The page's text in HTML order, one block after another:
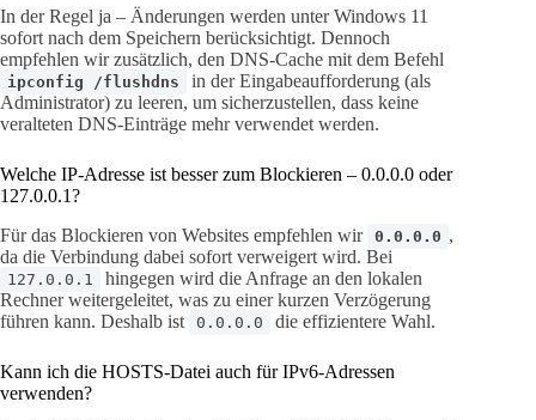
In der Regel ja – Änderungen werden unter Windows 11
sofort nach dem Speichern berücksichtigt. Dennoch
empfehlen wir zusätzlich, den DNS-Cache mit dem Befehl
ipconfig /flushdns
in der Eingabeaufforderung (als
Administrator) zu leeren, um sicherzustellen, dass keine
veralteten DNS-Einträge mehr verwendet werden.
Welche IP-Adresse ist besser zum Blockieren – 0.0.0.0 oder
127.0.0.1?
Für das Blockieren von Websites empfehlen wir 0.0.0.0 ,
da die Verbindung dabei sofort verweigert wird. Bei
127.0.0.1
hingegen wird die Anfrage an den lokalen
Rechner weitergeleitet, was zu einer kurzen Verzögerung
führen kann. Deshalb ist
0.0.0.0 die effizientere Wahl.
Kann ich die HOSTS-Datei auch für IPv6-Adressen
verwenden?